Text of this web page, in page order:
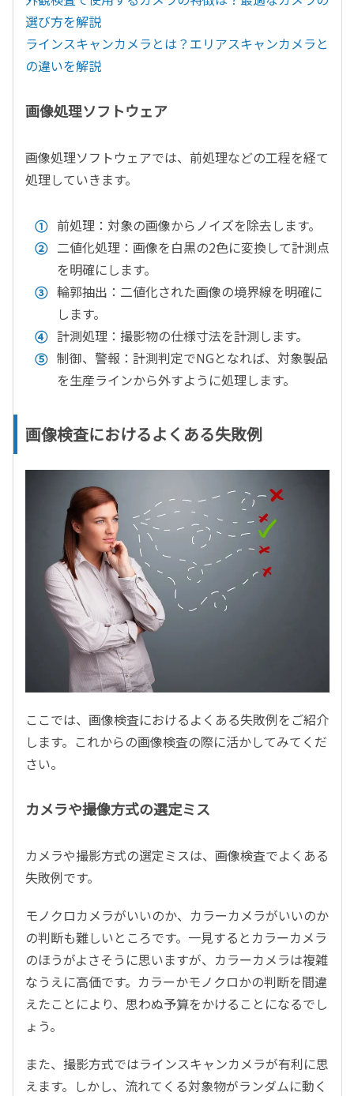
選び方を解説
ラインスキャンカメラとは？エリアスキャンカメラと
の違いを解説
画像処理ソフトウェア
画像処理ソフトウェアでは、前処理などの工程を経て
処理していきます。
前処理：対象の画像からノイズを除去します。
二値化処理：画像を白黒の2色に変換して計測点
を明確にします。
輪郭抽出：二値化された画像の境界線を明確に
します。
計測処理：撮影物の仕様寸法を計測します。
制御、警報：計測判定でNGとなれば、対象製品
を生産ラインから外すように処理します。
画像検査におけるよくある失敗例
ここでは、画像検査におけるよくある失敗例をご紹介
します。これからの画像検査の際に活かしてみてくだ
さい。
カメラや撮像方式の選定ミス
カメラや撮影方式の選定ミスは、画像検査でよくある
失敗例です。
モノクロカメラがいいのか、カラーカメラがいいのか
の判断も難しいところです。一見するとカラーカメラ
のほうがよさそうに思いますが、カラーカメラは複雑
なうえに高価です。カラーかモノクロかの判断を間違
えたことにより、思わぬ予算をかけることになるでし
ょう。
また、撮影方式ではラインスキャンカメラが有利に思
えます。しかし、流れてくる対象物がランダムに動く